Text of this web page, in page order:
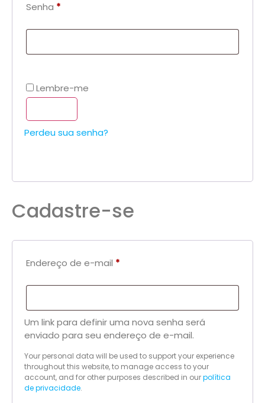
Senha *
Lembre-me
Perdeu sua senha?
Cadastre-se
Endereço de e-mail *
Um link para definir uma nova senha será
enviado para seu endereço de e-mail.
Your personal data will be used to support your experience
throughout this website, to manage access to your
account, and for other purposes described in ourpolítica
de privacidade.